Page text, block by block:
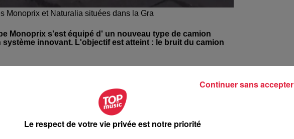
Monoprix et Naturalia situées dans la Gra
Monoprix s'est équipé d' un nouveau type de camion
innovant. L'objectif est atteint : le bruit du camion
, nous avons
partenaire du processus d'expérimentation:
sol à l'intérieur du véhicule ou le déchargement ont beaucoup
forme à l'arrière pour monter et descendre les palettes)
Enfin, sur le véhicule se situe un groupe frigo qui va être
Le respect de votre vie privée est notre priorité
Continuer sans accepter